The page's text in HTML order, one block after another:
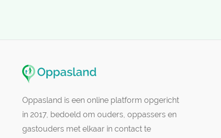
Oppasland is een online platform opgericht
in 2017, bedoeld om ouders, oppassers en
gastouders met elkaar in contact te